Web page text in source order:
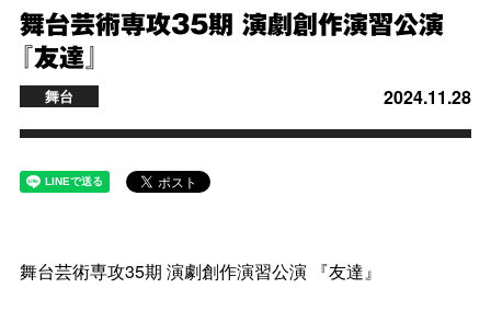
舞台芸術専攻35期 演劇創作演習公演
『友達』
2024.11.28
舞台
舞台芸術専攻35期 演劇創作演習公演 『友達』